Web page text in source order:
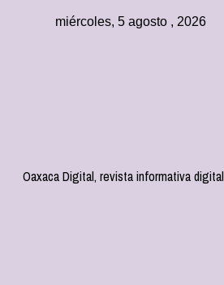
miércoles, 5 agosto , 2026
Oaxaca Digital, revista informativa digital